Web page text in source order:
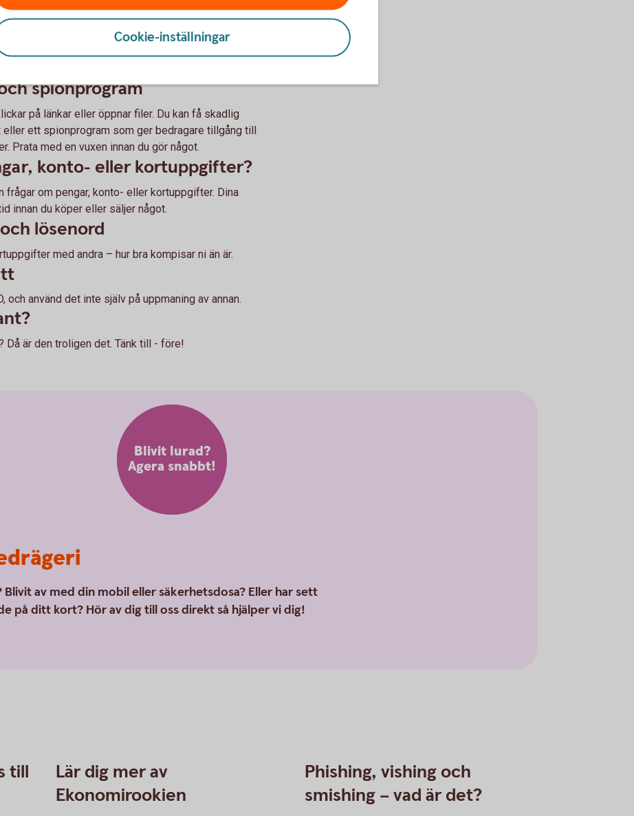
spionprogram
på länkar eller öppnar filer. Du kan få skadlig
ett spionprogram som ger bedragare tillgång till
Prata med en vuxen innan du gör något.
konto- eller kortuppgifter?
frågar om pengar, konto- eller kortuppgifter. Dina
innan du köper eller säljer något.
lösenord
med andra – hur bra kompisar ni än är.
och använd det inte själv på uppmaning av annan.
Då är den troligen det. Tänk till - före!
av med din mobil eller säkerhetsdosa? Eller har sett
på ditt kort? Hör av dig till oss direkt så hjälper vi dig!
Blivit lurad?
Agera snabbt!
till
Lär dig mer av
Ekonomirookien
Phishing, vishing och
smishing – vad är det?
Cookie-inställningar